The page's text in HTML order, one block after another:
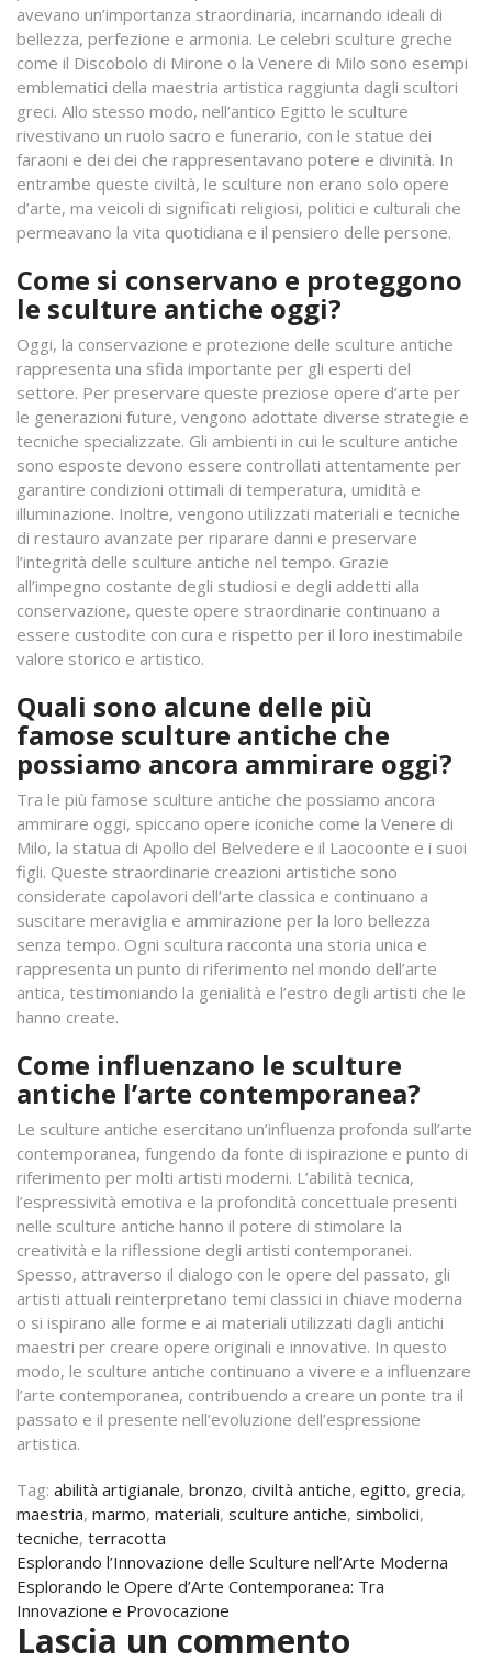
avevano un’importanza straordinaria, incarnando ideali di
bellezza, perfezione e armonia. Le celebri sculture greche
come il Discobolo di Mirone o la Venere di Milo sono esempi
emblematici della maestria artistica raggiunta dagli scultori
greci. Allo stesso modo, nell’antico Egitto le sculture
rivestivano un ruolo sacro e funerario, con le statue dei
faraoni e dei dei che rappresentavano potere e divinità. In
entrambe queste civiltà, le sculture non erano solo opere
d’arte, ma veicoli di significati religiosi, politici e culturali che
permeavano la vita quotidiana e il pensiero delle persone.
Come si conservano e proteggono
le sculture antiche oggi?
Oggi, la conservazione e protezione delle sculture antiche
rappresenta una sfida importante per gli esperti del
settore. Per preservare queste preziose opere d’arte per
le generazioni future, vengono adottate diverse strategie e
tecniche specializzate. Gli ambienti in cui le sculture antiche
sono esposte devono essere controllati attentamente per
garantire condizioni ottimali di temperatura, umidità e
illuminazione. Inoltre, vengono utilizzati materiali e tecniche
di restauro avanzate per riparare danni e preservare
l’integrità delle sculture antiche nel tempo. Grazie
all’impegno costante degli studiosi e degli addetti alla
conservazione, queste opere straordinarie continuano a
essere custodite con cura e rispetto per il loro inestimabile
valore storico e artistico.
Quali sono alcune delle più
famose sculture antiche che
possiamo ancora ammirare oggi?
Tra le più famose sculture antiche che possiamo ancora
ammirare oggi, spiccano opere iconiche come la Venere di
Milo, la statua di Apollo del Belvedere e il Laocoonte e i suoi
figli. Queste straordinarie creazioni artistiche sono
considerate capolavori dell’arte classica e continuano a
suscitare meraviglia e ammirazione per la loro bellezza
senza tempo. Ogni scultura racconta una storia unica e
rappresenta un punto di riferimento nel mondo dell’arte
antica, testimoniando la genialità e l’estro degli artisti che le
hanno create.
Come influenzano le sculture
antiche l’arte contemporanea?
Le sculture antiche esercitano un’influenza profonda sull’arte
contemporanea, fungendo da fonte di ispirazione e punto di
riferimento per molti artisti moderni. L’abilità tecnica,
l’espressività emotiva e la profondità concettuale presenti
nelle sculture antiche hanno il potere di stimolare la
creatività e la riflessione degli artisti contemporanei.
Spesso, attraverso il dialogo con le opere del passato, gli
artisti attuali reinterpretano temi classici in chiave moderna
o si ispirano alle forme e ai materiali utilizzati dagli antichi
maestri per creare opere originali e innovative. In questo
modo, le sculture antiche continuano a vivere e a influenzare
l’arte contemporanea, contribuendo a creare un ponte tra il
passato e il presente nell’evoluzione dell’espressione
artistica.
Tag: abilità artigianale, bronzo, civiltà antiche, egitto, grecia,
maestria, marmo, materiali, sculture antiche, simbolici,
tecniche, terracotta
Navigazione
articoli
Esplorando l’Innovazione delle Sculture nell’Arte Moderna
Esplorando le Opere d’Arte Contemporanea: Tra
Innovazione e Provocazione
Lascia un commento